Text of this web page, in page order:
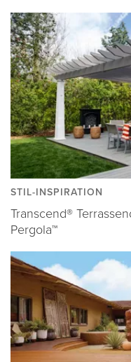
STIL-INSPIRATION
Transcend®
Pergola™